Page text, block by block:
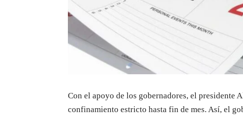
Con el apoyo de los gobernadores, el presidente
confinamiento estricto hasta fin de mes. Así, el